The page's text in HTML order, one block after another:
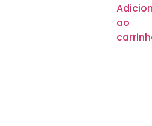
ao